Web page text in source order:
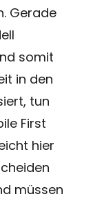
Gerade
somit
in den
tun
First
hier
müssen